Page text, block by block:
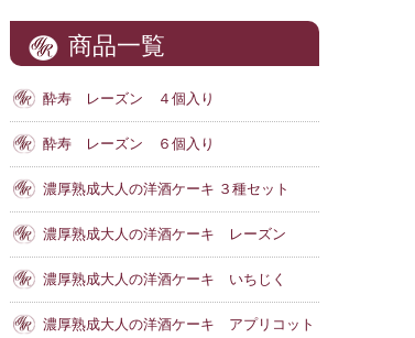
商品一覧
酔寿 レーズン ４個入り
酔寿 レーズン ６個入り
濃厚熟成大人の洋酒ケーキ ３種セット
濃厚熟成大人の洋酒ケーキ レーズン
濃厚熟成大人の洋酒ケーキ いちじく
濃厚熟成大人の洋酒ケーキ アプリコット